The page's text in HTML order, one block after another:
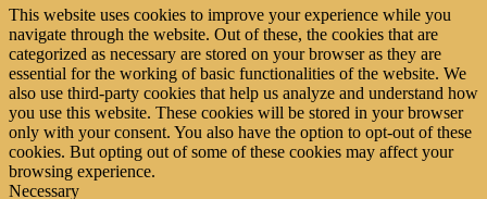
This website uses cookies to improve your experience while you
navigate through the website. Out of these, the cookies that are
categorized as necessary are stored on your browser as they are
essential for the working of basic functionalities of the website. We
also use third-party cookies that help us analyze and understand how
you use this website. These cookies will be stored in your browser
only with your consent. You also have the option to opt-out of these
cookies. But opting out of some of these cookies may affect your
browsing experience.
Necessary